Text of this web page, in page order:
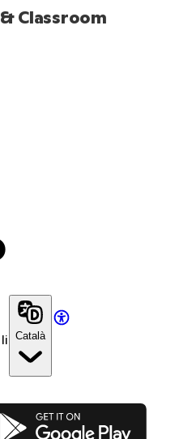
Classroom
Català
Play